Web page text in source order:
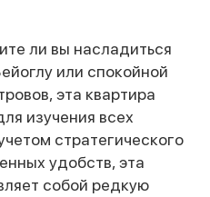
ли вы насладиться
или спокойной
эта квартира
изучения всех
стратегического
удобств, эта
собой редкую